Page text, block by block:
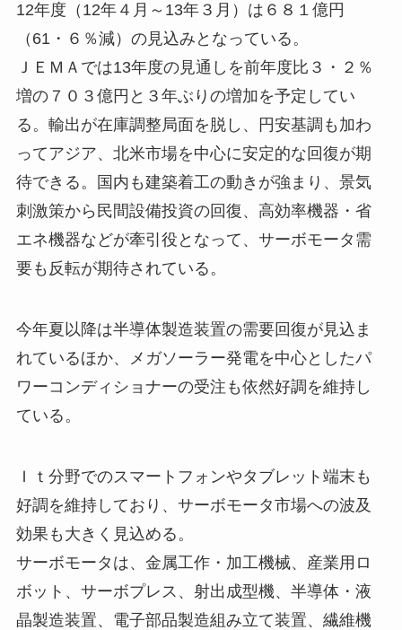
12年度（12年４月～13年３月）は６８１億円
（61・６％減）の見込みとなっている。
ＪＥＭＡでは13年度の見通しを前年度比３・２％
増の７０３億円と３年ぶりの増加を予定してい
る。輸出が在庫調整局面を脱し、円安基調も加わ
ってアジア、北米市場を中心に安定的な回復が期
待できる。国内も建築着工の動きが強まり、景気
刺激策から民間設備投資の回復、高効率機器・省
エネ機器などが牽引役となって、サーボモータ需
要も反転が期待されている。
今年夏以降は半導体製造装置の需要回復が見込ま
れているほか、メガソーラー発電を中心としたパ
ワーコンディショナーの受注も依然好調を維持し
ている。
Ｉｔ分野でのスマートフォンやタブレット端末も
好調を維持しており、サーボモータ市場への波及
効果も大きく見込める。
サーボモータは、金属工作・加工機械、産業用ロ
ボット、サーボプレス、射出成型機、半導体・液
晶製造装置、電子部品製造組み立て装置、繊維機